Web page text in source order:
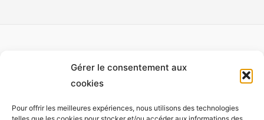
Gérer le consentement aux
cookies
Pour offrir les meilleures expériences, nous utilisons des technologies
Monet